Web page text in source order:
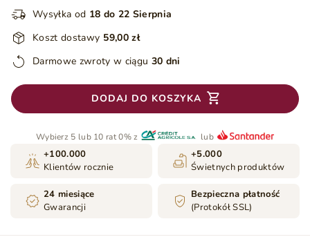
Wysyłka od 18 do 22 Sierpnia
Koszt dostawy 59,00 zł
Darmowe zwroty w ciągu 30 dni
DODAJ DO KOSZYKA
Wybierz 5 lub 10 rat 0% z lub
+100.000
Klientów rocznie
+5.000
Świetnych produktów
24 miesiące
Gwarancji
Bezpieczna płatność
(Protokół SSL)